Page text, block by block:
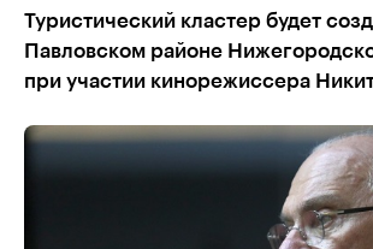
Туристический кластер будет
Павловском районе
при участии кинорежиссера